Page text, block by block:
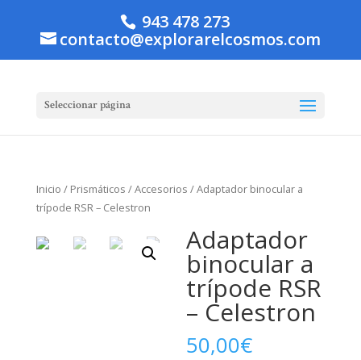
943 478 273
contacto@explorarelcosmos.com
Seleccionar página
Inicio / Prismáticos /Accesorios / Adaptador binocular a
trípode RSR – Celestron
Adaptador
binocular a
trípode RSR
– Celestron
50,00€